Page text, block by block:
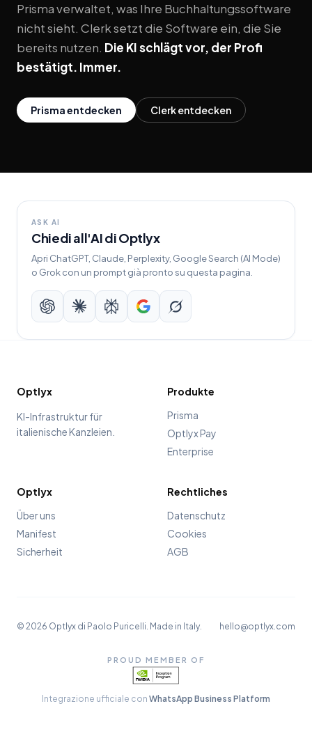
Prisma verwaltet, was Ihre Buchhaltungssoftware
nicht sieht. Clerk setzt die Software ein, die Sie
bereits nutzen. Die KI schlägt vor, der Profi
bestätigt. Immer.
Prisma entdecken Clerk entdecken
ASK AI
Chiedi all'AI di Optlyx
Apri ChatGPT, Claude, Perplexity, Google Search (AI Mode)
o Grok con un prompt già pronto su questa pagina.
ChatGPTClaudePerplexityGoogle Search
Grok
Optlyx
KI-Infrastruktur für
italienische Kanzleien.
Produkte
Prisma
Optlyx Pay
Enterprise
Optlyx
Über uns
Manifest
Sicherheit
Rechtliches
Datenschutz
Cookies
AGB
© 2026 Optlyx di Paolo Puricelli. Made in Italy. hello@optlyx.com
PROUD MEMBER OF
Integrazione ufficiale con WhatsApp Business Platform